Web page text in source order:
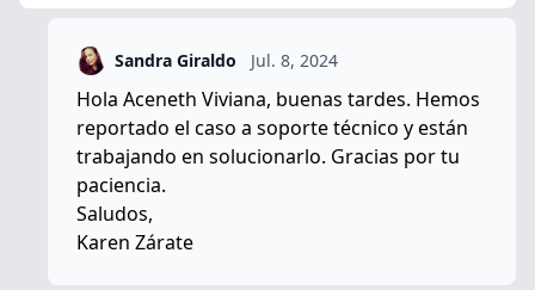
Sandra Giraldo Jul. 8, 2024
Hola Aceneth Viviana, buenas tardes. Hemos
reportado el caso a soporte técnico y están
trabajando en solucionarlo. Gracias por tu
paciencia.
Saludos,
Karen Zárate